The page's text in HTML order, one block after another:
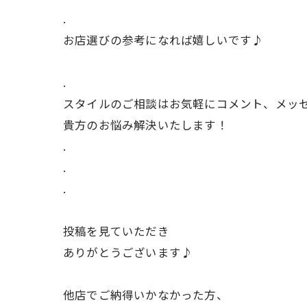
.
お店選びの参考になれば嬉しいです♪
.
スタイルのご相談はお気軽にコメント、メッ
貴方のお悩み解決いたします！
.
.
.
投稿を見ていただき
ありがとうございます♪
他店でご納得いかなかった方、